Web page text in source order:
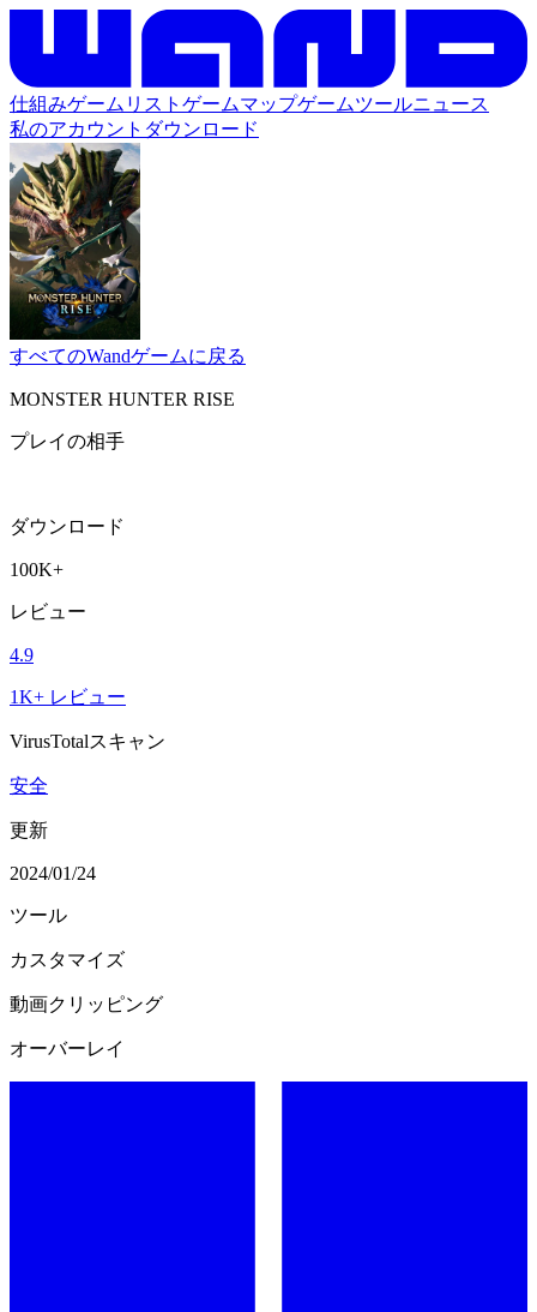
仕組みゲームリスト ゲームマップゲームツールニュース
私のアカウント ダウンロード
すべてのWandゲームに戻る
MONSTER HUNTER RISE
プレイの相手
ダウンロード
100K+
レビュー
4.9
1K+ レビュー
VirusTotalスキャン
安全
更新
2024/01/24
ツール
カスタマイズ
動画クリッピング
オーバーレイ